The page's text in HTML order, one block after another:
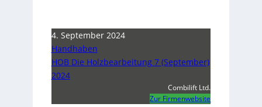
4. September 2024
Handhaben
HOB Die Holzbearbeitung 7 (September)
2024
Combilift Ltd.
Zur Firmenwebsite